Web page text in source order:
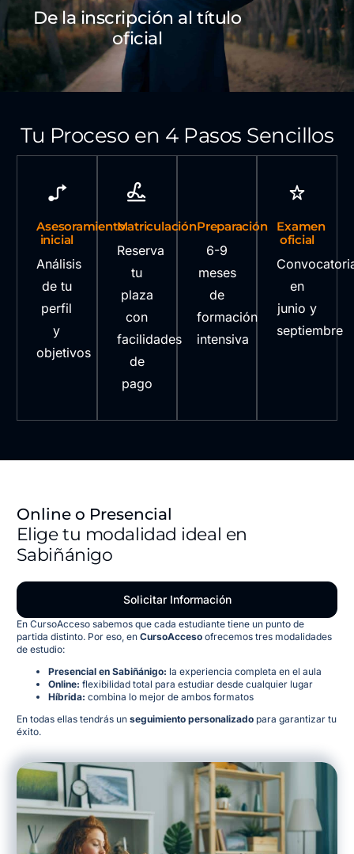
De la inscripción al título
oficial
Tu Proceso en 4 Pasos Sencillos
Asesoramiento
inicial
Análisis
de tu
perfil
y
objetivos
Matriculación
Reserva
tu
plaza
con
facilidades
de
pago
Preparación
6-9
meses
de
formación
intensiva
Examen
oficial
en
junio y
septiembre
Online o Presencial
Elige tu modalidad ideal en
Sabiñánigo
Solicitar Información
En CursoAcceso sabemos que cada estudiante tiene un punto de
partida distinto. Por eso, en CursoAccesoofrecemos tres modalidades
de estudio:
Presencial en Sabiñánigo: la experiencia completa en el aula
Online: flexibilidad total para estudiar desde cualquier lugar
Híbrida: combina lo mejor de ambos formatos
En todas ellas tendrás un seguimiento personalizadopara garantizar tu
éxito.